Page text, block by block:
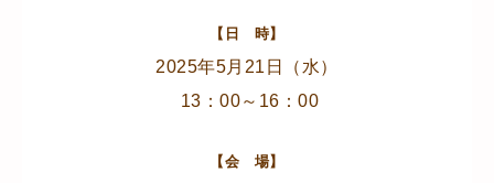
【日 時】
2025年5月21日（水）
13：00～16：00
【会 場】